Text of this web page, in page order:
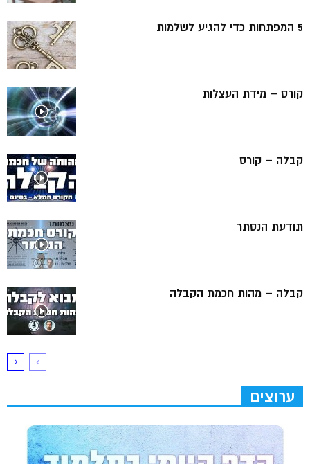
5 המפתחות כדי להגיע לשלמות
קורס – מידת העצלות
קבלה – קורס
תודעת הנסתר
קבלה – מהות חכמת הקבלה
ערוצים